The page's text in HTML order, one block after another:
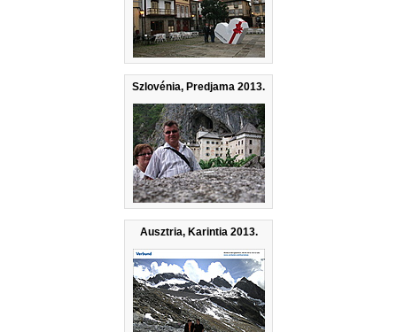
Szlovénia, Predjama 2013.
Ausztria, Karintia 2013.